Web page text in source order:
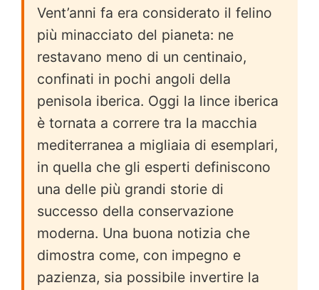
Vent’anni fa era considerato il felino
più minacciato del pianeta: ne
restavano meno di un centinaio,
confinati in pochi angoli della
penisola iberica. Oggi la lince iberica
è tornata a correre tra la macchia
mediterranea a migliaia di esemplari,
in quella che gli esperti definiscono
una delle più grandi storie di
successo della conservazione
moderna. Una buona notizia che
dimostra come, con impegno e
pazienza, sia possibile invertire la